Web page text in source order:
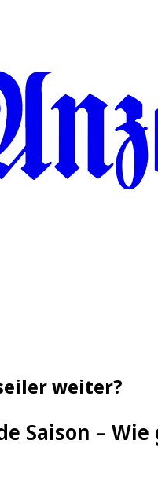
weiter?
Saison –